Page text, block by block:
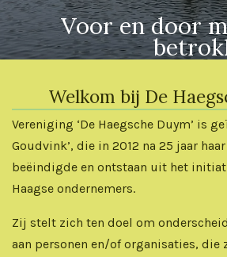
Voor en door
Welkom bij De
Vereniging ‘De Haegsche Duym’ is
Goudvink’, die in 2012 na 25 jaar
beëindigde en ontstaan uit het
Haagse ondernemers.
Zij stelt zich ten doel om
aan personen en/of organisaties, die